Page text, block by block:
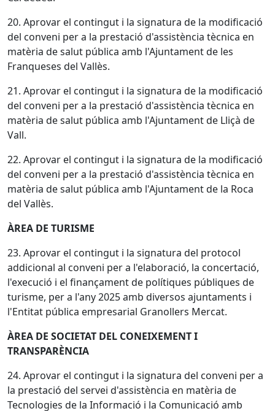
20. Aprovar el contingut i la signatura de la modificació
del conveni per a la prestació d'assistència tècnica en
matèria de salut pública amb l'Ajuntament de les
Franqueses del Vallès.
21. Aprovar el contingut i la signatura de la modificació
del conveni per a la prestació d'assistència tècnica en
matèria de salut pública amb l'Ajuntament de Lliçà de
Vall.
22. Aprovar el contingut i la signatura de la modificació
del conveni per a la prestació d'assistència tècnica en
matèria de salut pública amb l'Ajuntament de la Roca
del Vallès.
ÀREA DE TURISME
23. Aprovar el contingut i la signatura del protocol
addicional al conveni per a l'elaboració, la concertació,
l'execució i el finançament de polítiques públiques de
turisme, per a l'any 2025 amb diversos ajuntaments i
l'Entitat pública empresarial Granollers Mercat.
ÀREA DE SOCIETAT DEL CONEIXEMENT I
TRANSPARÈNCIA
24. Aprovar el contingut i la signatura del conveni per a
la prestació del servei d'assistència en matèria de
Tecnologies de la Informació i la Comunicació amb